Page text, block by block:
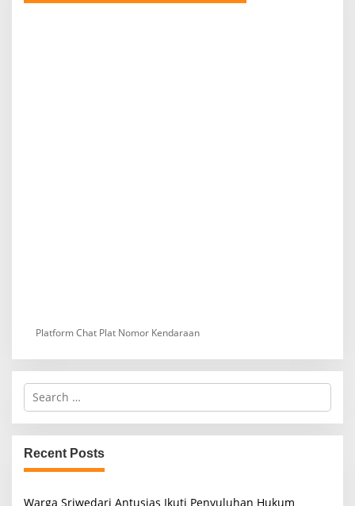
Platform Chat Plat Nomor Kendaraan
S
r
c
h
f
Recent Posts
Warga Sriwedari Antusias Ikuti Penyuluhan Hukum